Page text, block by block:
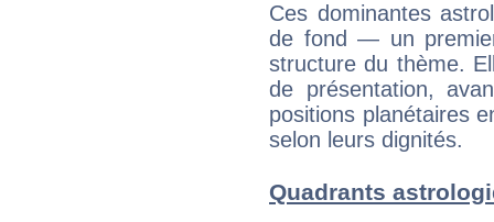
Ces dominantes
de fond — un
structure du thème.
de présentation,
positions planétaires
selon leurs dignités.
Quadrants